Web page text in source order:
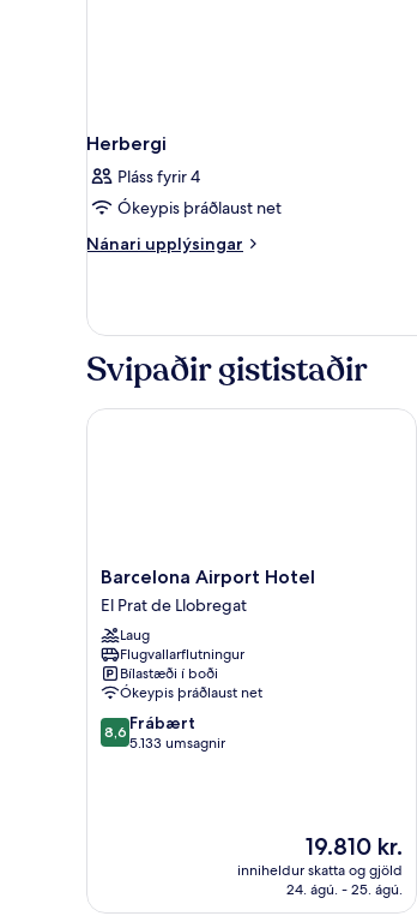
Herbergi
Pláss fyrir 4
Ókeypis þráðlaust net
Nánari upplýsingar
Nánari
Svipaðir gististaðir
Barcelona
Airport
Hotel
El
Prat
de
Llobregat
Barcelona Airport Hotel
El Prat de Llobregat
Laug
Flugvallarflutningur
Bílastæði í boði
Ókeypis þráðlaust net
8.6
af
8,6 Frábært
5.133 umsagnir
Verðið
er
19.810 kr.
19.810 kr.
inniheldur skatta og gjöld
24. ágú. - 25. ágú.
Barcelona Airport Hotel